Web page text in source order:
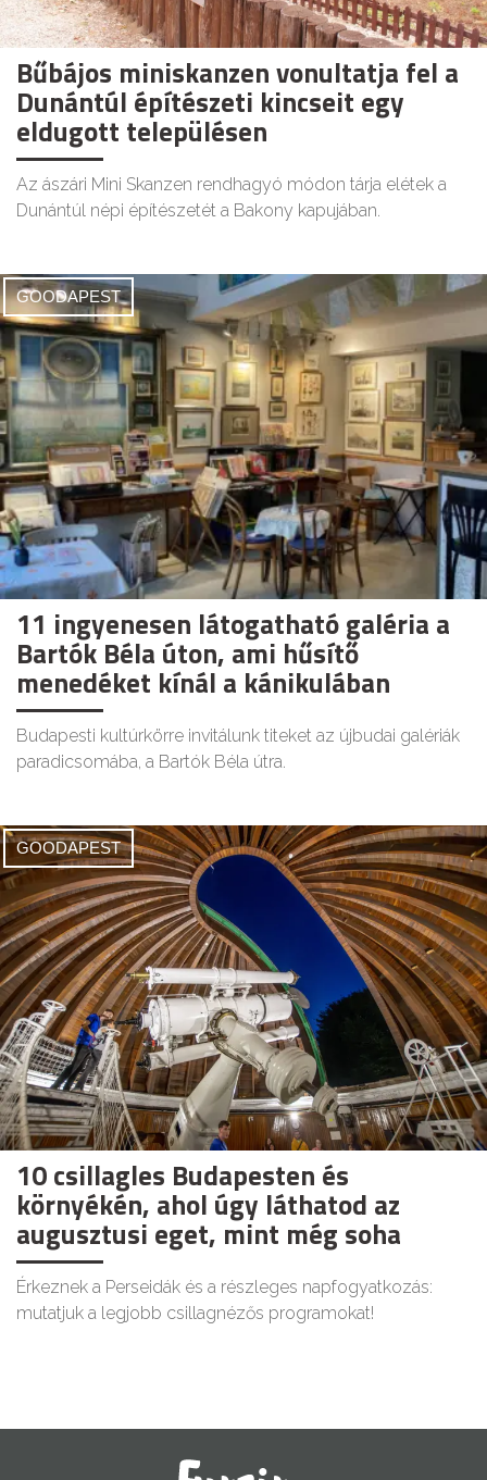
Bűbájos miniskanzen vonultatja fel a
Dunántúl építészeti kincseit egy
eldugott településen
Az ászári Mini Skanzen rendhagyó módon tárja elétek a
Dunántúl népi építészetét a Bakony kapujában.
GOODAPEST
11 ingyenesen látogatható galéria a
Bartók Béla úton, ami hűsítő
menedéket kínál a kánikulában
Budapesti kultúrkörre invitálunk titeket az újbudai galériák
paradicsomába, a Bartók Béla útra.
GOODAPEST
10 csillagles Budapesten és
környékén, ahol úgy láthatod az
augusztusi eget, mint még soha
Érkeznek a Perseidák és a részleges napfogyatkozás:
mutatjuk a legjobb csillagnézős programokat!